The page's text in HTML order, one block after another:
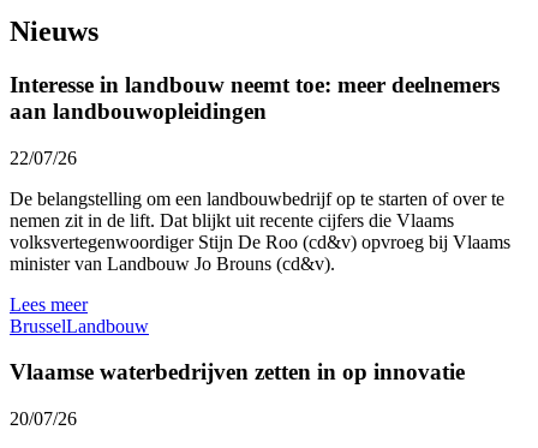
Nieuws
Interesse in landbouw neemt toe: meer deelnemers
aan landbouwopleidingen
22/07/26
De belangstelling om een landbouwbedrijf op te starten of over te
nemen zit in de lift. Dat blijkt uit recente cijfers die Vlaams
volksvertegenwoordiger Stijn De Roo (cd&v) opvroeg bij Vlaams
minister van Landbouw Jo Brouns (cd&v).
Lees meer
BrusselLandbouw
Vlaamse waterbedrijven zetten in op innovatie
20/07/26